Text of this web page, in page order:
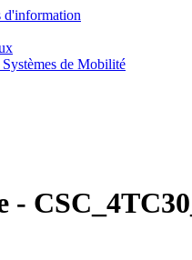
d'information
de Mobilité
-